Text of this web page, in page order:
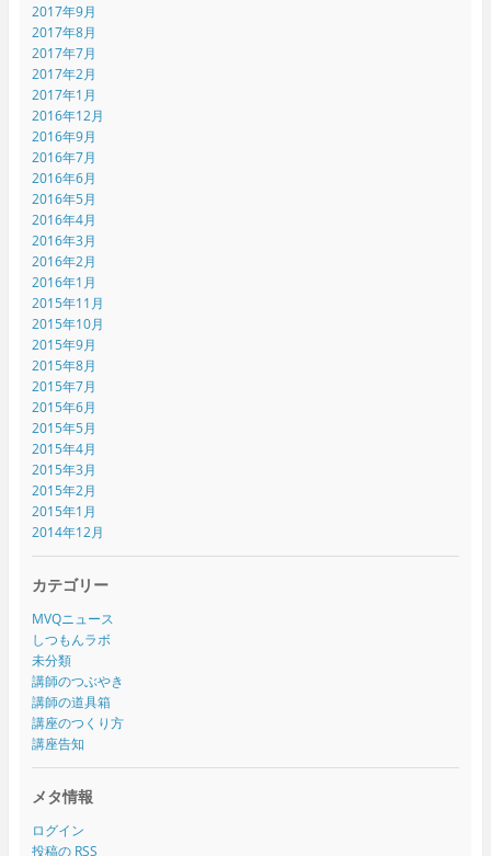
2017年9月
2017年8月
2017年7月
2017年2月
2017年1月
2016年12月
2016年9月
2016年7月
2016年6月
2016年5月
2016年4月
2016年3月
2016年2月
2016年1月
2015年11月
2015年10月
2015年9月
2015年8月
2015年7月
2015年6月
2015年5月
2015年4月
2015年3月
2015年2月
2015年1月
2014年12月
カテゴリー
MVQニュース
しつもんラボ
未分類
講師のつぶやき
講師の道具箱
講座のつくり方
講座告知
メタ情報
ログイン
投稿の RSS